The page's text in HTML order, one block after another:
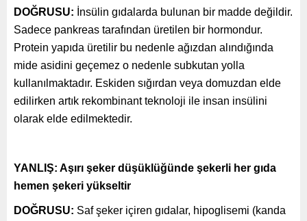
DOĞRUSU: İnsülin gıdalarda bulunan bir madde değildir.
Sadece pankreas tarafından üretilen bir hormondur.
Protein yapıda üretilir bu nedenle ağızdan alındığında
mide asidini geçemez o nedenle subkutan yolla
kullanılmaktadır. Eskiden sığırdan veya domuzdan elde
edilirken artık rekombinant teknoloji ile insan insülini
olarak elde edilmektedir.
YANLIŞ: Aşırı şeker düşüklüğünde şekerli her gıda
hemen şekeri yükseltir
DOĞRUSU: Saf şeker içiren gıdalar, hipoglisemi (kanda